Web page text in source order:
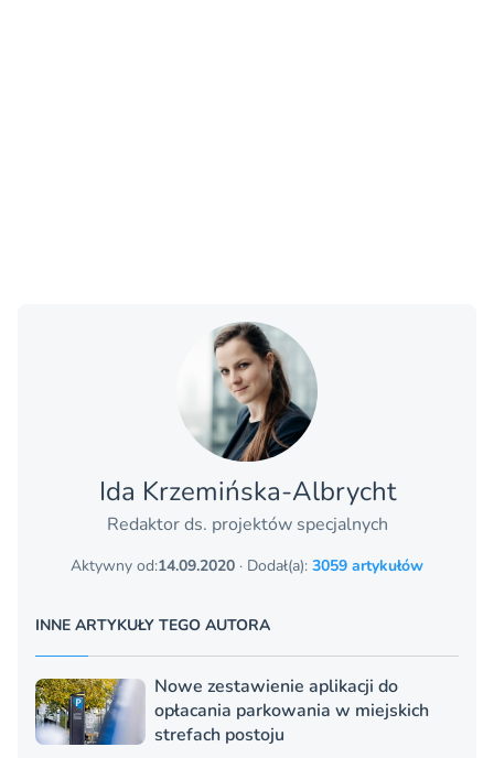
Ida Krzemińska-Albrycht
Redaktor ds. projektów specjalnych
Aktywny od:14.09.2020 · Dodał(a): 3059 artykułów
INNE ARTYKUŁY TEGO AUTORA
Nowe zestawienie aplikacji do
opłacania parkowania w miejskich
strefach postoju